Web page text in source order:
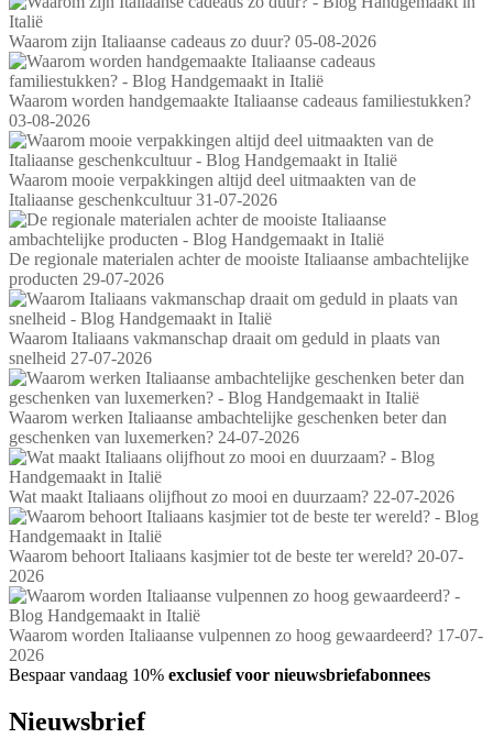
Waarom zijn Italiaanse cadeaus zo duur? 05-08-2026
Waarom worden handgemaakte Italiaanse cadeaus familiestukken?
03-08-2026
Waarom mooie verpakkingen altijd deel uitmaakten van de
Italiaanse geschenkcultuur 31-07-2026
De regionale materialen achter de mooiste Italiaanse ambachtelijke
producten 29-07-2026
Waarom Italiaans vakmanschap draait om geduld in plaats van
snelheid 27-07-2026
Waarom werken Italiaanse ambachtelijke geschenken beter dan
geschenken van luxemerken? 24-07-2026
Wat maakt Italiaans olijfhout zo mooi en duurzaam? 22-07-2026
Waarom behoort Italiaans kasjmier tot de beste ter wereld? 20-07-
2026
Waarom worden Italiaanse vulpennen zo hoog gewaardeerd? 17-07-
2026
Bespaar vandaag 10% exclusief voor nieuwsbriefabonnees
Nieuwsbrief